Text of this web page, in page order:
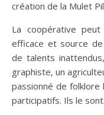
création de la Mulet
La coopérative peut
efficace et source de
de talents
graphiste, un
passionné de folklore
participatifs. Ils le sont.